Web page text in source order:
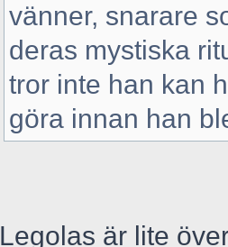
vänner, snarare
deras mystiska
tror inte han kan
göra innan han
Legolas är lite